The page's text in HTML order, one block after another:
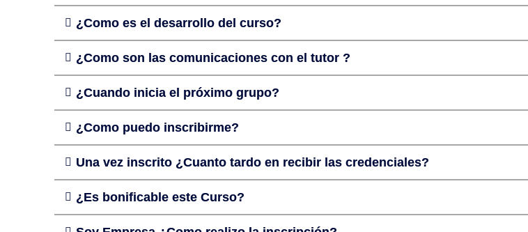
¿Como es el desarrollo del curso?
¿Como son las comunicaciones con el tutor ?
¿Cuando inicia el próximo grupo?
¿Como puedo inscribirme?
Una vez inscrito ¿Cuanto tardo en recibir las credenciales?
¿Es bonificable este Curso?